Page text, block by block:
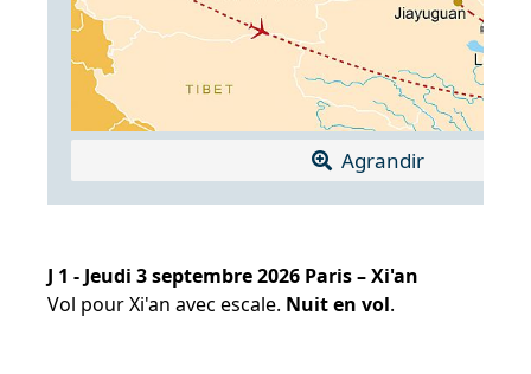
Agrandir
J 1 - Jeudi 3 septembre 2026 Paris – Xi'an
Vol pour Xi'an avec escale. Nuit en vol.